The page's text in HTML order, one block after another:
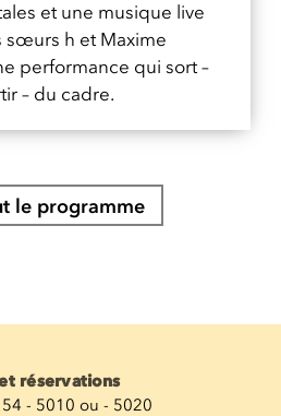
et une musique live
sœurs h et Maxime
performance qui sort –
– du cadre.
le programme
réservations
- 5010 ou - 5020